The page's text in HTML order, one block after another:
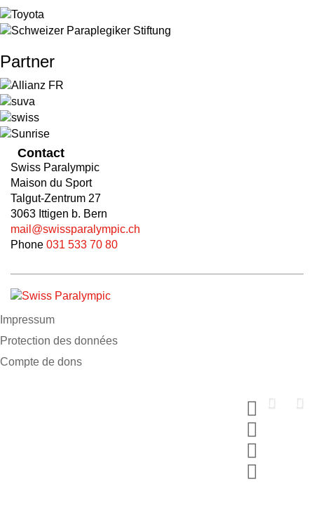
Partner
Contact
Swiss Paralympic
Maison du Sport
Talgut-Zentrum 27
3063 Ittigen b. Bern
mail@swissparalympic.ch
Phone 031 533 70 80
Impressum
Protection des données
Compte de dons